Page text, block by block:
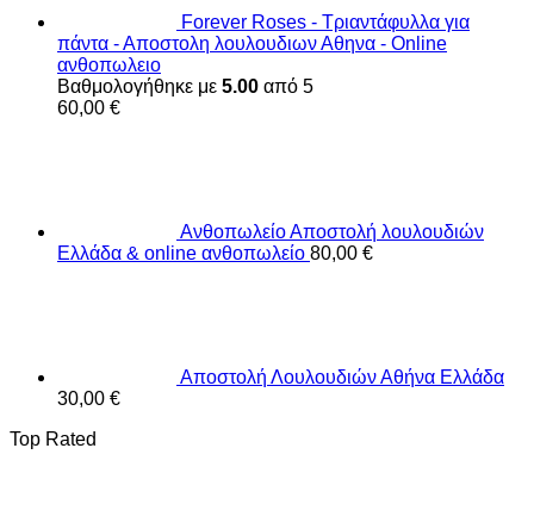
Forever Roses - Τριαντάφυλλα για
πάντα - Αποστολη λουλουδιων Αθηνα - Online
ανθοπωλειο
Βαθμολογήθηκε με 5.00 από 5
60,00 €
Ανθοπωλείο Αποστολή λουλουδιών
Ελλάδα & online ανθοπωλείο 80,00 €
Αποστολή Λουλουδιών Αθήνα Ελλάδα
30,00 €
Top Rated